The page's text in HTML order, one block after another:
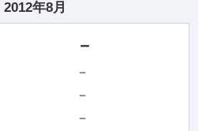
2012年8月
－
－
－
－